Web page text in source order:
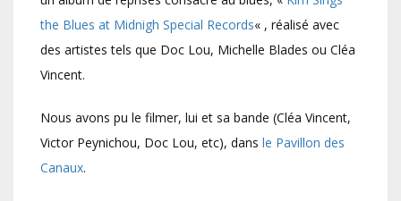
the Blues at Midnigh Special Records« , réalisé avec
des artistes tels que Doc Lou, Michelle Blades ou Cléa
Vincent.
Nous avons pu le filmer, lui et sa bande (Cléa Vincent,
Victor Peynichou, Doc Lou, etc), dans le Pavillon des
Canaux.